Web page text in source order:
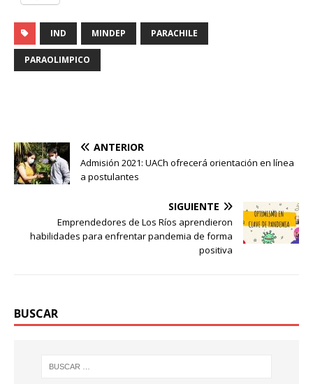
IND MINDEP PARACHILE
PARAOLIMPICO
ANTERIOR
Admisión 2021: UACh ofrecerá orientación en línea
a postulantes
SIGUIENTE
Emprendedores de Los Ríos aprendieron
habilidades para enfrentar pandemia de forma
positiva
BUSCAR